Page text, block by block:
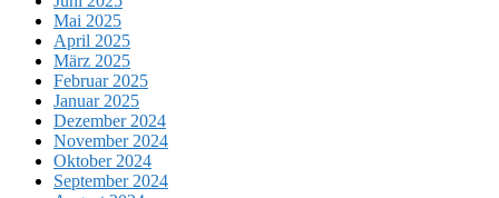
Mai 2025
April 2025
März 2025
Februar 2025
Januar 2025
Dezember 2024
November 2024
Oktober 2024
September 2024